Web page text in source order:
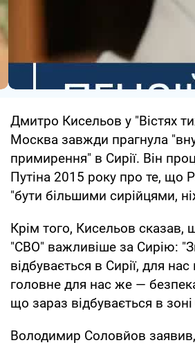
Дмитро Кисельов у "Вістях
Москва завжди прагнула
примирення" в Сирії. Він
Путіна 2015 року про те, що
"бути більшими сирійцями,
Крім того, Кисельов сказав,
"СВО" важливіше за Сирію:
відбувається в Сирії, для
головне для нас же — безпека
що зараз відбувається в
Володимир Соловйов